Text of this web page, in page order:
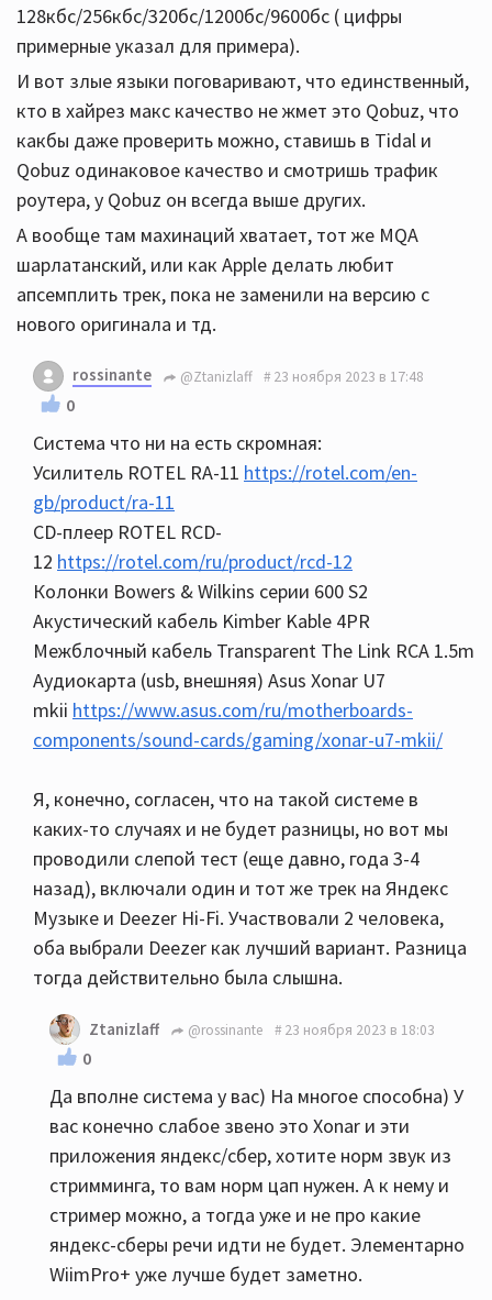
128кбс/256кбс/320бс/1200бс/9600бс ( цифры
примерные указал для примера).
И вот злые языки поговаривают, что единственный,
кто в хайрез макс качество не жмет это Qobuz, что
какбы даже проверить можно, ставишь в Tidal и
Qobuz одинаковое качество и смотришь трафик
роутера, у Qobuz он всегда выше других.
А вообще там махинаций хватает, тот же MQA
шарлатанский, или как Apple делать любит
апсемплить трек, пока не заменили на версию с
нового оригинала и тд.
rossinante @Ztanizlaff 23 ноября 2023 в 17:48
0
Система что ни на есть скромная:
Усилитель ROTEL RA-11 https://rotel.com/en-
gb/product/ra-11
CD-плеер ROTEL RCD-
12 https://rotel.com/ru/product/rcd-12
Колонки Bowers & Wilkins серии 600 S2
Акустический кабель Kimber Kable 4PR
Межблочный кабель Transparent The Link RCA 1.5m
Аудиокарта (usb, внешняя) Asus Xonar U7
mkii https://www.asus.com/ru/motherboards-
components/sound-cards/gaming/xonar-u7-mkii/
Я, конечно, согласен, что на такой системе в
каких-то случаях и не будет разницы, но вот мы
проводили слепой тест (еще давно, года 3-4
назад), включали один и тот же трек на Яндекс
Музыке и Deezer Hi-Fi. Участвовали 2 человека,
оба выбрали Deezer как лучший вариант. Разница
тогда действительно была слышна.
Ztanizlaff @rossinante 23 ноября 2023 в 18:03
0
Да вполне система у вас) На многое способна) У
вас конечно слабое звено это Xonar и эти
приложения яндекс/сбер, хотите норм звук из
стримминга, то вам норм цап нужен. А к нему и
стример можно, а тогда уже и не про какие
яндекс-сберы речи идти не будет. Элементарно
WiimPro+ уже лучше будет заметно.